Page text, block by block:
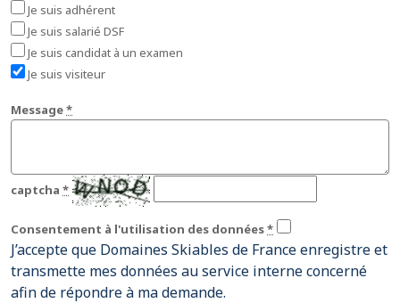
Je suis adhérent
Je suis salarié DSF
Je suis candidat à un examen
Je suis visiteur
Message*
captcha *
Consentement à l'utilisation des données*
J’accepte que Domaines Skiables de France enregistre et
transmette mes données au service interne concerné
afin de répondre à ma demande.